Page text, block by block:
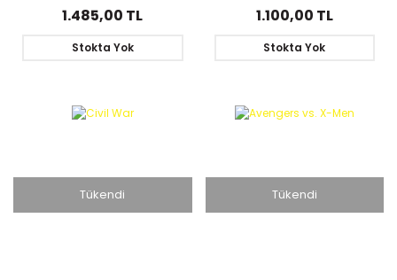
1.485,00 TL
Stokta Yok
1.100,00 TL
Stokta Yok
Tükendi Tükendi